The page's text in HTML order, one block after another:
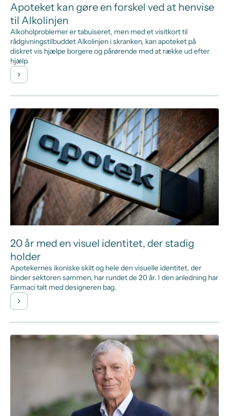
Apoteket kan gøre en forskel ved at henvise
til Alkolinjen
Alkoholproblemer er tabuiseret, men med et visitkort til
rådgivningstilbuddet Alkolinjen i skranken, kan apoteket på
diskret vis hjælpe borgere og pårørende med at række ud efter
hjælp.
20 år med en visuel identitet, der stadig
holder
Apotekernes ikoniske skilt og hele den visuelle identitet, der
binder sektoren sammen, har rundet de 20 år. I den anledning har
Farmaci talt med designeren bag.